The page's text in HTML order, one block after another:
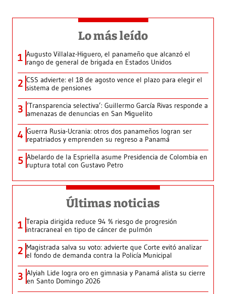
Lo más leído
1 Augusto Villalaz-Higuero, el panameño que alcanzó el
rango de general de brigada en Estados Unidos
2 CSS advierte: el 18 de agosto vence el plazo para elegir el
sistema de pensiones
3 ‘Transparencia selectiva’: Guillermo García Rivas responde a
amenazas de denuncias en San Miguelito
4 Guerra Rusia-Ucrania: otros dos panameños logran ser
repatriados y emprenden su regreso a Panamá
5 Abelardo de la Espriella asume Presidencia de Colombia en
ruptura total con Gustavo Petro
Últimas noticias
1 Terapia dirigida reduce 94 % riesgo de progresión
intracraneal en tipo de cáncer de pulmón
2 Magistrada salva su voto: advierte que Corte evitó analizar
el fondo de demanda contra la Policía Municipal
3 Alyiah Lide logra oro en gimnasia y Panamá alista su cierre
en Santo Domingo 2026